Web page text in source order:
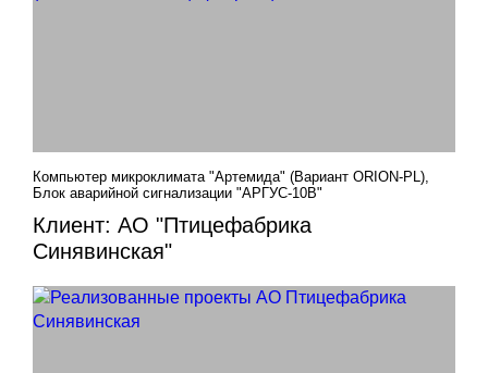
Клиент: АО "Птицефабрика
Синявинская"
Компьютер микроклимата "Артемида" (Вариант ORION-PL),
Блок аварийной сигнализации "АРГУС-10В"